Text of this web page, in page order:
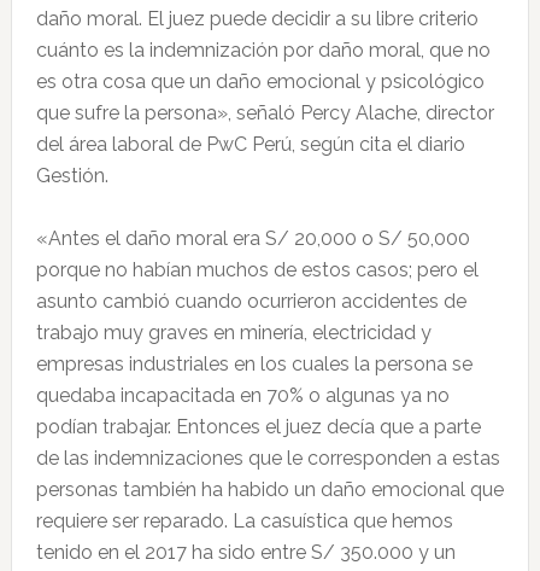
daño moral. El juez puede decidir a su libre criterio
cuánto es la indemnización por daño moral, que no
es otra cosa que un daño emocional y psicológico
que sufre la persona», señaló Percy Alache, director
del área laboral de PwC Perú, según cita el diario
Gestión.
«Antes el daño moral era S/ 20,000 o S/ 50,000
porque no habían muchos de estos casos; pero el
asunto cambió cuando ocurrieron accidentes de
trabajo muy graves en minería, electricidad y
empresas industriales en los cuales la persona se
quedaba incapacitada en 70% o algunas ya no
podían trabajar. Entonces el juez decía que a parte
de las indemnizaciones que le corresponden a estas
personas también ha habido un daño emocional que
requiere ser reparado. La casuística que hemos
tenido en el 2017 ha sido entre S/ 350.000 y un